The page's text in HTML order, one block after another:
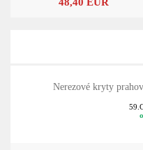
Nerezové kryty